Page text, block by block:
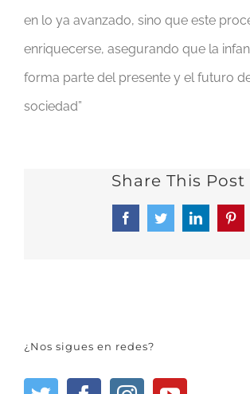
en lo ya avanzado, sino que este
enriquecerse, asegurando que la
forma parte del presente y el futuro
sociedad”
Share This Post
FacebookTwitterLinkedIn
¿Nos sigues en redes?